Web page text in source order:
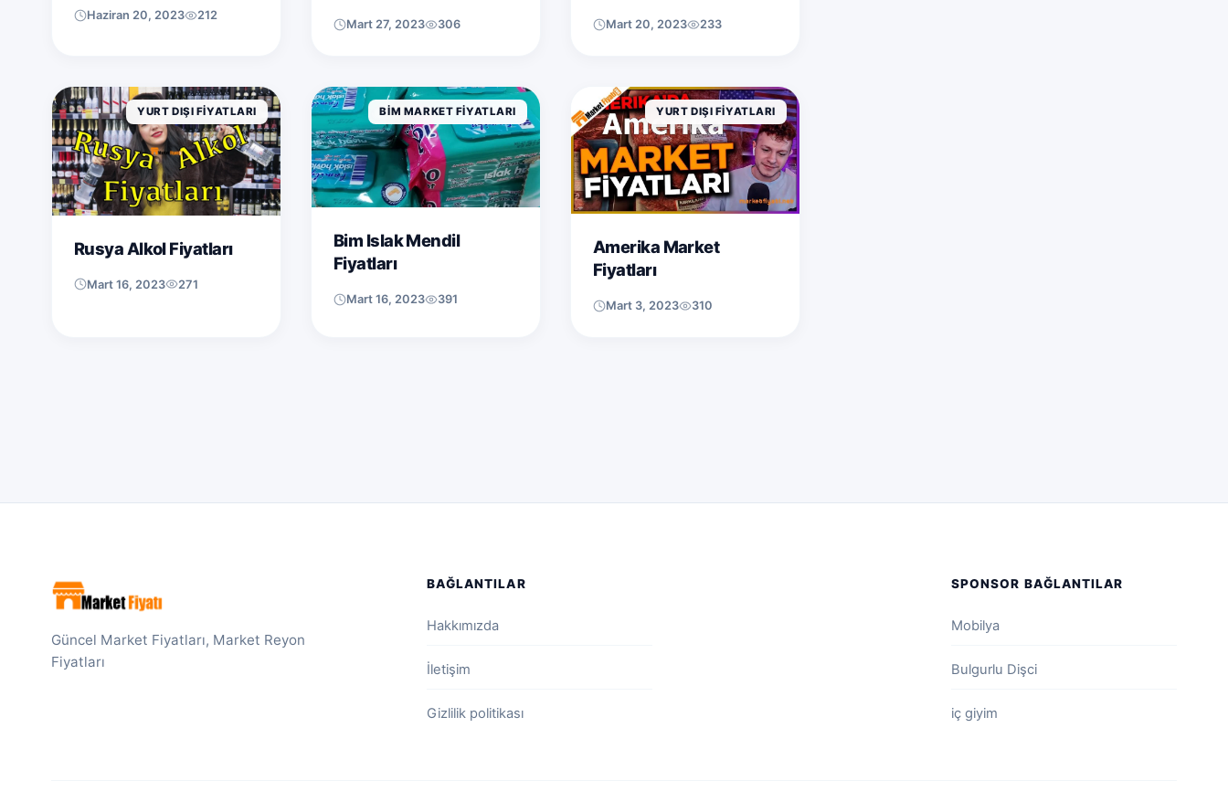
Haziran 20, 2023 212
Belgeleri
Mart 27, 2023 306 Mart 20, 2023 233
YURT DIŞI FIYATLARI
Rusya Alkol Fiyatları
Mart 16, 2023 271
BIM MARKET FIYATLARI
Bim Islak Mendil
Fiyatları
Mart 16, 2023 391
YURT DIŞI FIYATLARI
Amerika Market
Fiyatları
Mart 3, 2023 310
Güncel Market Fiyatları, Market Reyon
Fiyatları
BAĞLANTILAR
Hakkımızda
İletişim
Gizlilik politikası
SPONSOR BAĞLANTILAR
Mobilya
Bulgurlu Dişci
iç giyim